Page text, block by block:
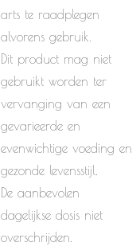
arts te raadplegen
alvorens gebruik.
Dit product mag niet
gebruikt worden ter
vervanging van een
gevarieerde en
evenwichtige voeding en
gezonde levensstijl.
De aanbevolen
dagelijkse dosis niet
overschrijden.